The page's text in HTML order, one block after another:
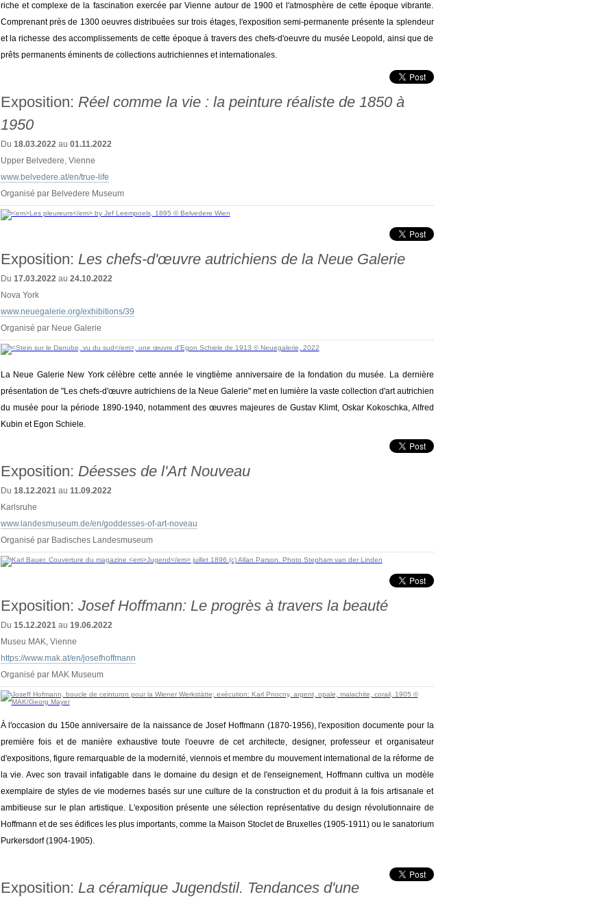
riche et complexe de la fascination exercée par Vienne autour de 1900 et l'atmosphère de cette époque vibrante.
Comprenant près de 1300 oeuvres distribuées sur trois étages, l'exposition semi-permanente présente la splendeur
et la richesse des accomplissements de cette époque à travers des chefs-d'oeuvre du musée Leopold, ainsi que de
prêts permanents éminents de collections autrichiennes et internationales.
Exposition: Réel comme la vie : la peinture réaliste de 1850 à
1950
Du 18.03.2022au 01.11.2022
Upper Belvedere, Vienne
www.belvedere.at/en/true-life
Organisé par Belvedere Museum
Exposition: Les chefs-d'œuvre autrichiens de la Neue Galerie
Du 17.03.2022au 24.10.2022
Nova York
www.neuegalerie.org/exhibitions/39
Organisé par Neue Galerie
La Neue Galerie New York célèbre cette année le vingtième anniversaire de la fondation du musée. La dernière
présentation de "Les chefs-d'œuvre autrichiens de la Neue Galerie" met en lumière la vaste collection d'art autrichien
du musée pour la période 1890-1940, notamment des œuvres majeures de Gustav Klimt, Oskar Kokoschka, Alfred
Kubin et Egon Schiele.
Exposition: Déesses de l'Art Nouveau
Du 18.12.2021au 11.09.2022
Karlsruhe
www.landesmuseum.de/en/goddesses-of-art-noveau
Organisé par Badisches Landesmuseum
Exposition: Josef Hoffmann: Le progrès à travers la beauté
Du 15.12.2021au 19.06.2022
Museu MAK, Vienne
https://www.mak.at/en/josefhoffmann
Organisé par MAK Museum
À l'occasion du 150e anniversaire de la naissance de Josef Hoffmann (1870-1956), l'exposition documente pour la
première fois et de manière exhaustive toute l'oeuvre de cet architecte, designer, professeur et organisateur
d'expositions, figure remarquable de la modernité, viennois et membre du mouvement international de la réforme de
la vie. Avec son travail infatigable dans le domaine du design et de l'enseignement, Hoffmann cultiva un modèle
exemplaire de styles de vie modernes basés sur une culture de la construction et du produit à la fois artisanale et
ambitieuse sur le plan artistique. L'exposition présente une sélection représentative du design révolutionnaire de
Hoffmann et de ses édifices les plus importants, comme la Maison Stoclet de Bruxelles (1905-1911) ou le sanatorium
Purkersdorf (1904-1905).
Exposition: La céramique Jugendstil. Tendances d'une